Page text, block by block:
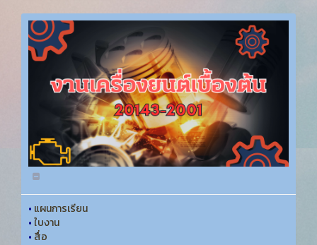
• แผนการเรียน
•ใบงาน
• สื่อ